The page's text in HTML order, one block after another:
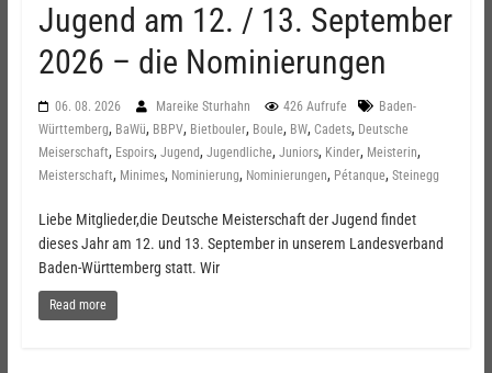
Jugend am 12. / 13. September
2026 – die Nominierungen
06. 08. 2026 Mareike Sturhahn 426 Aufrufe
Baden-
Württemberg, BaWü, BBPV, Bietbouler, Boule, BW, Cadets, Deutsche
Meiserschaft, Espoirs, Jugend, Jugendliche, Juniors, Kinder, Meisterin,
Meisterschaft, Minimes, Nominierung, Nominierungen, Pétanque, Steinegg
Liebe Mitglieder,die Deutsche Meisterschaft der Jugend findet
dieses Jahr am 12. und 13. September in unserem Landesverband
Baden-Württemberg statt. Wir
Read more